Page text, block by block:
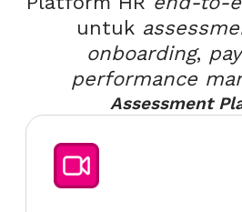
untuk
onboarding,
performance
Assessment